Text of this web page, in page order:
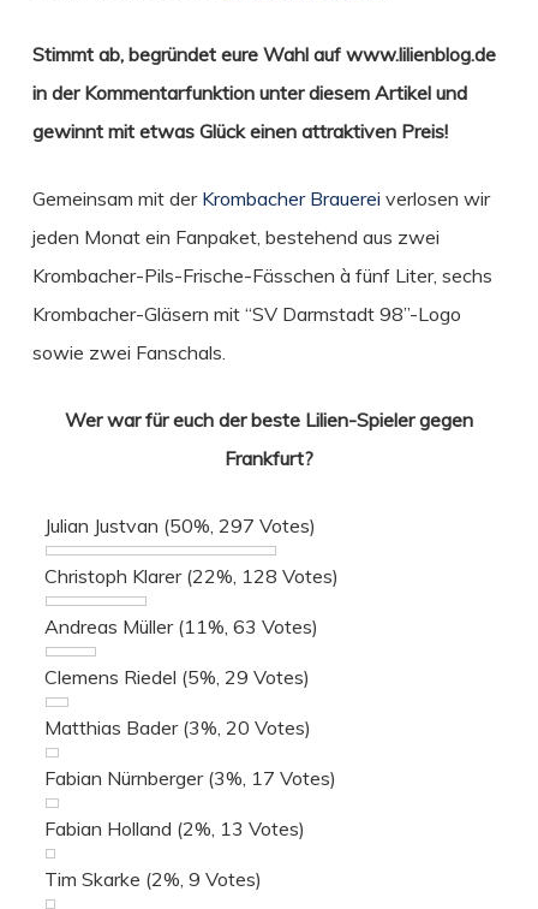
Stimmt ab, begründet eure Wahl auf www.lilienblog.de
in der Kommentarfunktion unter diesem Artikel und
gewinnt mit etwas Glück einen attraktiven Preis!
Gemeinsam mit der Krombacher Brauerei verlosen wir
jeden Monat ein Fanpaket, bestehend aus zwei
Krombacher-Pils-Frische-Fässchen à fünf Liter, sechs
Krombacher-Gläsern mit “SV Darmstadt 98”-Logo
sowie zwei Fanschals.
Wer war für euch der beste Lilien-Spieler gegen
Frankfurt?
Julian Justvan (50%, 297 Votes)
Christoph Klarer (22%, 128 Votes)
Andreas Müller (11%, 63 Votes)
Clemens Riedel (5%, 29 Votes)
Matthias Bader (3%, 20 Votes)
Fabian Nürnberger (3%, 17 Votes)
Fabian Holland (2%, 13 Votes)
Tim Skarke (2%, 9 Votes)